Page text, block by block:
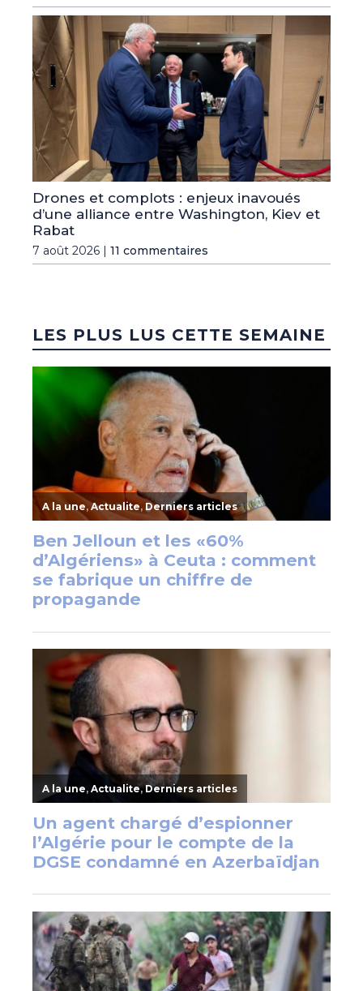
Drones et complots : enjeux inavoués
d’une alliance entre Washington, Kiev et
Rabat
7 août 2026 | 11 commentaires
LES PLUS LUS CETTE SEMAINE